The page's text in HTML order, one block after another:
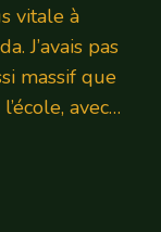
vitale à
J’avais pas
massif que
avec…